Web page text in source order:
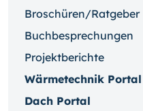
Broschüren/Ratgeber
Buchbesprechungen
Projektberichte
Wärmetechnik Portal
Dach Portal